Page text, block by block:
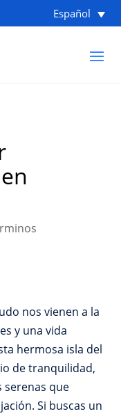
Español
nos vienen a la
y una vida
hermosa isla del
de tranquilidad,
serenas que
Si buscas un